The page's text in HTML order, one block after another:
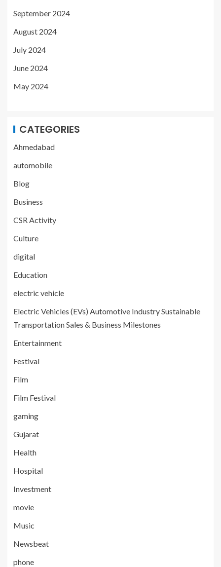
September 2024
August 2024
July 2024
June 2024
May 2024
CATEGORIES
Ahmedabad
automobile
Blog
Business
CSR Activity
Culture
digital
Education
electric vehicle
Electric Vehicles (EVs) Automotive Industry Sustainable
Transportation Sales & Business Milestones
Entertainment
Festival
Film
Film Festival
gaming
Gujarat
Health
Hospital
Investment
movie
Music
Newsbeat
phone